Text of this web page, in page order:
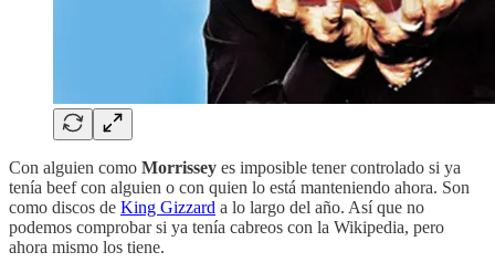
Con alguien como Morrissey es imposible tener controlado si ya
tenía beef con alguien o con quien lo está manteniendo ahora. Son
como discos de King Gizzard a lo largo del año. Así que no
podemos comprobar si ya tenía cabreos con la Wikipedia, pero
ahora mismo los tiene.